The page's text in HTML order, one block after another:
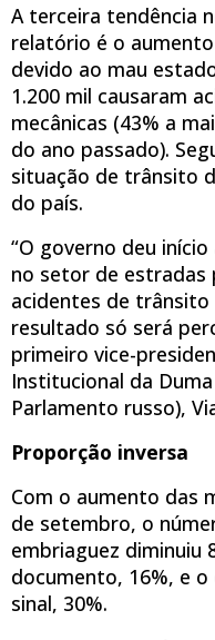
A terceira tendência
relatório é o
devido ao mau
1.200 mil causaram
mecânicas (43% a
do ano passado).
situação de trânsito
do país.
“O governo deu
no setor de estradas
acidentes de trânsito
resultado só será
primeiro vice-
Institucional da
Parlamento russo),
Proporção inversa
Com o aumento das
de setembro, o
embriaguez diminuiu
documento, 16%, e
sinal, 30%.